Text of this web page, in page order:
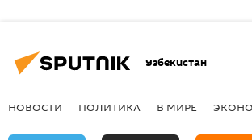
Узбекистан
НОВОСТИ ПОЛИТИКА В МИРЕ